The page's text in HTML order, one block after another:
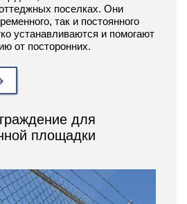
поселках. Они
так и постоянного
устанавливаются и помогают
от посторонних.
для
площадки